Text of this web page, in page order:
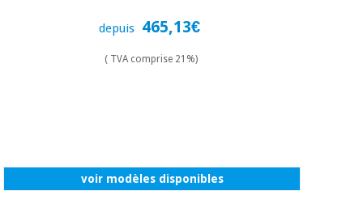
depuis 465,13€
( TVA comprise 21%)
voir modèles disponibles